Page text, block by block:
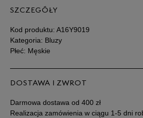
dostępności
XL
Powiadom o
SZCZEGÓŁY
Kod produktu: A16Y9019
Kategoria: Bluzy
Płeć: Męskie
DOSTAWA I ZWROT
Darmowa dostawa od 400 zł
Realizacja zamówienia w ciągu 1-5 dni